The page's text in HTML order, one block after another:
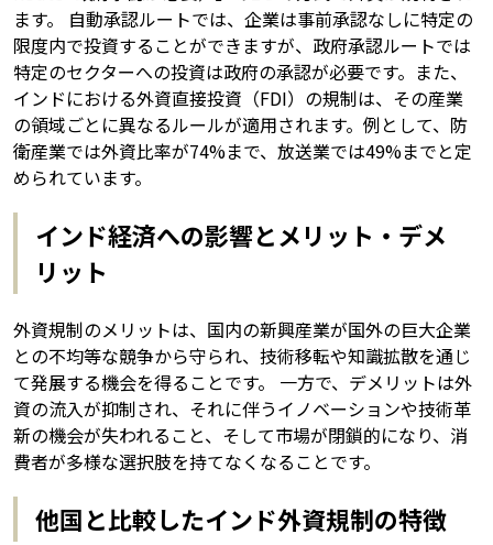
ます。 自動承認ルートでは、企業は事前承認なしに特定の
限度内で投資することができますが、政府承認ルートでは
特定のセクターへの投資は政府の承認が必要です。また、
インドにおける外資直接投資（FDI）の規制は、その産業
の領域ごとに異なるルールが適用されます。例として、防
衛産業では外資比率が74%まで、放送業では49%までと定
められています。
インド経済への影響とメリット・デメ
リット
外資規制のメリットは、国内の新興産業が国外の巨大企業
との不均等な競争から守られ、技術移転や知識拡散を通じ
て発展する機会を得ることです。 一方で、デメリットは外
資の流入が抑制され、それに伴うイノベーションや技術革
新の機会が失われること、そして市場が閉鎖的になり、消
費者が多様な選択肢を持てなくなることです。
他国と比較したインド外資規制の特徴